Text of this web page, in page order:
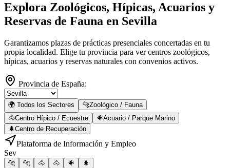
Explora Zoológicos, Hípicas, Acuarios y
Reservas de Fauna en Sevilla
Garantizamos plazas de prácticas presenciales concertadas en tu
propia localidad. Elige tu provincia para ver centros zoológicos,
hípicas, acuarios y reservas naturales con convenios activos.
Provincia de España:
🌍 Todos los Sectores 🐆Zoológico / Fauna
🐴Centro Hípico / Ecuestre 🐠Acuario / Parque Marino
🌲Centro de Recuperación
Plataforma de Información y Empleo
Sev
🐆 🐆 🐴 🐴 🐠 🌲